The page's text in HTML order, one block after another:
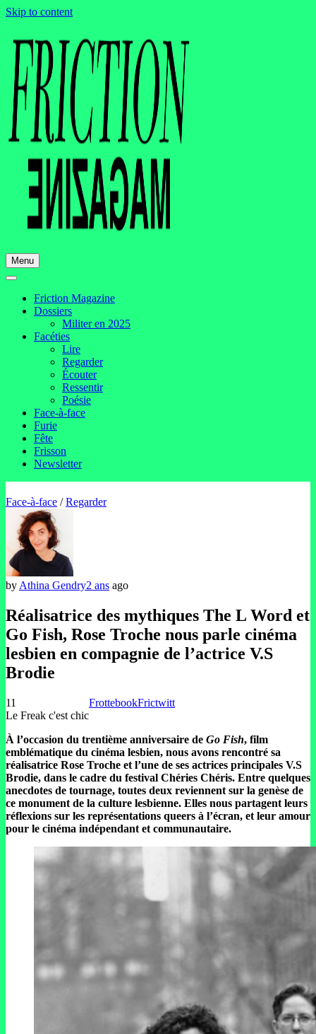
Skip to content
Menu
Friction Magazine
Dossiers
Militer en 2025
Facéties
Lire
Regarder
Écouter
Ressentir
Poésie
Face-à-face
Furie
Fête
Frisson
Newsletter
Face-à-face /Regarder
by Athina Gendry2 ans ago
Réalisatrice des mythiques The L Word et
Go Fish, Rose Troche nous parle cinéma
lesbien en compagnie de l’actrice V.S
Brodie
11
Le Freak c'est chic
FrottebookFrictwitt
À l’occasion du trentième anniversaire de Go Fish, film
emblématique du cinéma lesbien, nous avons rencontré sa
réalisatrice Rose Troche et l’une de ses actrices principales V.S
Brodie, dans le cadre du festival Chéries Chéris. Entre quelques
anecdotes de tournage, toutes deux reviennent sur la genèse de
ce monument de la culture lesbienne. Elles nous partagent leurs
réflexions sur les représentations queers à l’écran, et leur amour
pour le cinéma indépendant et communautaire.